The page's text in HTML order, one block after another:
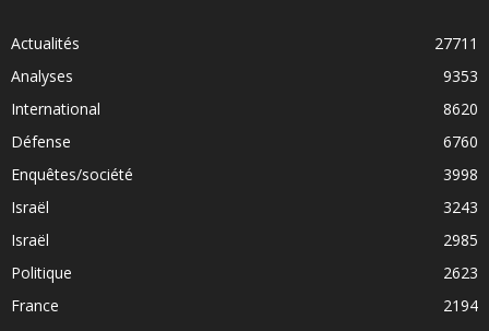
Actualités
27711
Analyses
9353
International
8620
Défense
6760
Enquêtes/société
3998
Israël
3243
Israël
2985
Politique
2623
France
2194